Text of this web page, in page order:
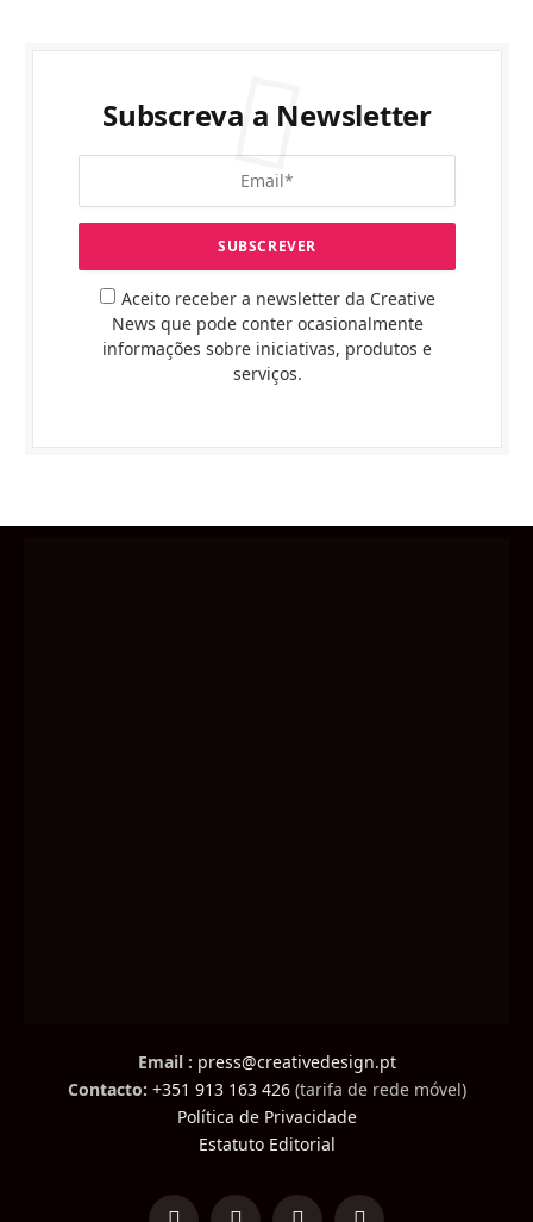
Subscreva a Newsletter
Aceito receber a newsletter da Creative
News que pode conter ocasionalmente
informações sobre iniciativas, produtos e
serviços.
Email : press@creativedesign.pt
Contacto: +351 913 163 426(tarifa de rede móvel)
Política de Privacidade
Estatuto Editorial